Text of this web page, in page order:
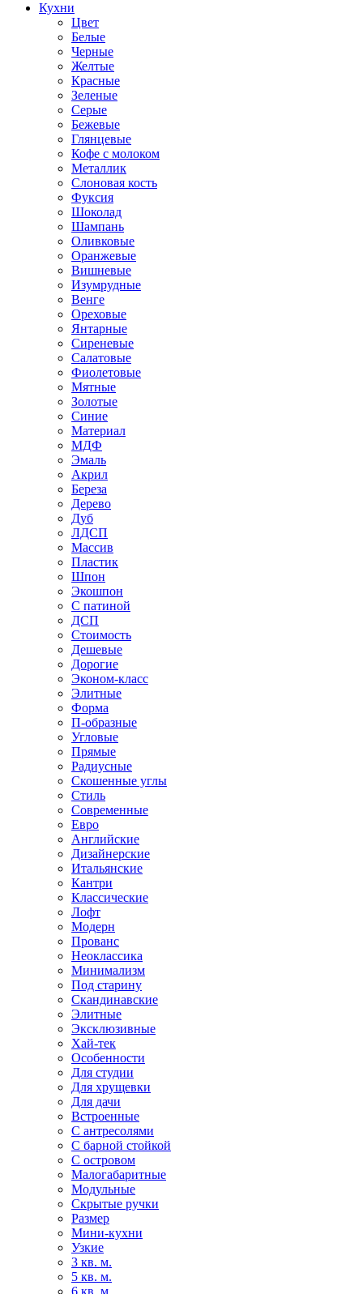
Кухни
Цвет
Белые
Черные
Желтые
Красные
Зеленые
Серые
Бежевые
Глянцевые
Кофе с молоком
Металлик
Слоновая кость
Фуксия
Шоколад
Шампань
Оливковые
Оранжевые
Вишневые
Изумрудные
Венге
Ореховые
Янтарные
Сиреневые
Салатовые
Фиолетовые
Мятные
Золотые
Синие
Материал
МДФ
Эмаль
Акрил
Береза
Дерево
Дуб
ЛДСП
Массив
Пластик
Шпон
Экошпон
С патиной
ДСП
Стоимость
Дешевые
Дорогие
Эконом-класс
Элитные
Форма
П-образные
Угловые
Прямые
Радиусные
Скошенные углы
Стиль
Современные
Евро
Английские
Дизайнерские
Итальянские
Кантри
Классические
Лофт
Модерн
Прованс
Неоклассика
Минимализм
Под старину
Скандинавские
Элитные
Эксклюзивные
Хай-тек
Особенности
Для студии
Для хрущевки
Для дачи
Встроенные
С антресолями
С барной стойкой
С островом
Малогабаритные
Модульные
Скрытые ручки
Размер
Мини-кухни
Узкие
3 кв. м.
5 кв. м.
6 кв. м.